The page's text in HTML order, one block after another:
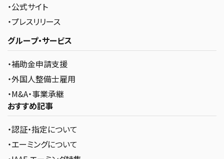
・公式サイト
・プレスリリース
グループ・サービス
・補助金申請支援
・外国人整備士雇用
・M&A・事業承継
おすすめ記事
・認証・指定について
・エーミングについて